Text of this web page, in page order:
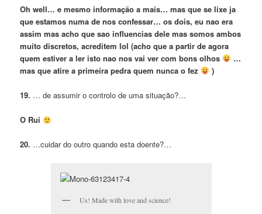
Oh well… e mesmo informação a mais… mas que se lixe ja
que estamos numa de nos confessar… os dois, eu nao era
assim mas acho que sao influencias dele mas somos ambos
muito discretos, acreditem lol (acho que a partir de agora
quem estiver a ler isto nao nos vai ver com bons olhos
…
mas que atire a primeira pedra quem nunca o fez
)
19. … de assumir o controlo de uma situação?…
O Rui
20. …cuidar do outro quando esta doente?…
Us! Made with love and science!